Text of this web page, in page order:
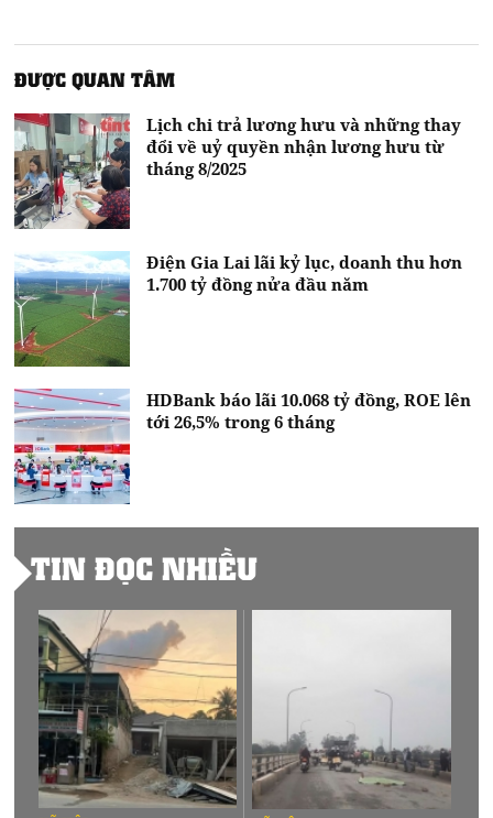
ĐƯỢC QUAN TÂM
Lịch chi trả lương hưu và những thay
đổi về uỷ quyền nhận lương hưu từ
tháng 8/2025
Điện Gia Lai lãi kỷ lục, doanh thu hơn
1.700 tỷ đồng nửa đầu năm
HDBank báo lãi 10.068 tỷ đồng, ROE lên
tới 26,5% trong 6 tháng
TIN ĐỌC NHIỀU